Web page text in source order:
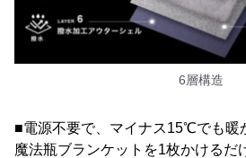
6層構造
■電源不要で、マイナス15℃でも暖
魔法瓶ブランケットを1枚かける